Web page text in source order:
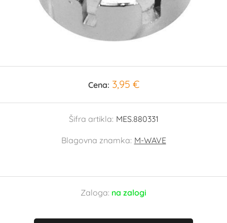
Cena: 3,95 €
Šifra artikla: MES.880331
Blagovna znamka: M-WAVE
Zaloga: na zalogi